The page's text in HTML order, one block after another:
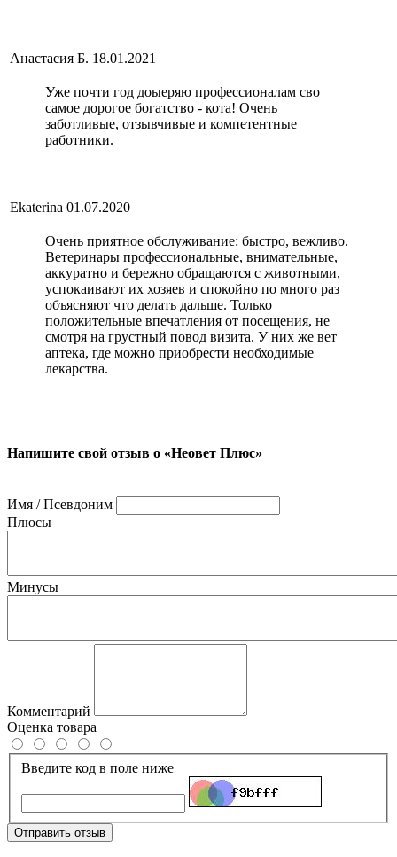
Анастасия Б. 18.01.2021
Уже почти год доыеряю профессионалам сво
самое дорогое богатство - кота! Очень
заботливые, отзывчивые и компетентные
работники.
Ekaterina 01.07.2020
Очень приятное обслуживание: быстро, вежливо.
Ветеринары профессиональные, внимательные,
аккуратно и бережно обращаются с животными,
успокаивают их хозяев и спокойно по много раз
объясняют что делать дальше. Только
положительные впечатления от посещения, не
смотря на грустный повод визита. У них же вет
аптека, где можно приобрести необходимые
лекарства.
Напишите свой отзыв о «Неовет Плюс»
Имя / Псевдоним
Плюсы
Минусы
Комментарий
Оценка товара
Введите код в поле ниже
Отправить отзыв